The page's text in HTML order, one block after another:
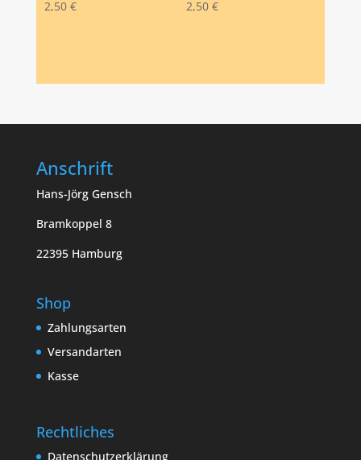
2,50 € 2,50 €
Anschrift
Hans-Jörg Gensch
Bramkoppel 8
22395 Hamburg
Shop
Zahlungsarten
Versandarten
Kasse
Rechtliches
Datenschutzerklärung